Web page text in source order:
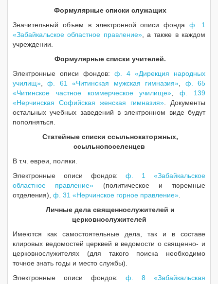
Формулярные списки служащих
Значительный объем в электронной описи фондаф. 1
«Забайкальское областное правление», а также в каждом
учреждении.
Формулярные списки учителей.
Электронные описи фондов: ф. 4 «Дирекция народных
училищ» ,ф. 61 «Читинская мужская гимназия»
ф. 65
«Читинское частное коммерческое училище» ,ф. 139
«Нерчинская Софийская женская гимназия» . Документы
остальных учебных заведений в электронном виде будут
пополняться.
Статейные списки ссыльнокаторжных,
ссыльнопоселенцев
В т.ч. евреи, поляки.
Электронные описи фондов:ф. 1 «Забайкальское
областное правление» (политическое и тюремные
отделения), ф. 31 «Нерчинское горное правление»
Личные дела священнослужителей и
церковнослужителей
Имеются как самостоятельные дела, так и в составе
клировых ведомостей церквей в ведомости о священно- и
церковнослужителях (для такого поиска необходимо
точное знать годы и место службы).
Электронные описи фондов:ф. 8 «Забайкальская